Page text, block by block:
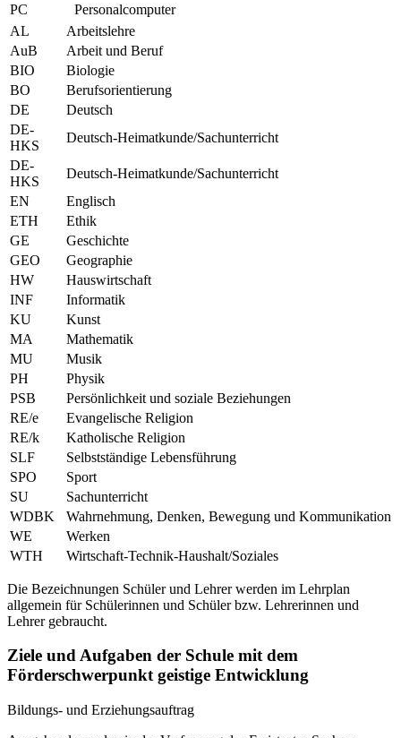
PC
Personalcomputer
AL
Arbeitslehre
AuB
Arbeit und Beruf
BIO
Biologie
BO
Berufsorientierung
DE
Deutsch
DE-
HKS
Deutsch-Heimatkunde/Sachunterricht
DE-
HKS
Deutsch-Heimatkunde/Sachunterricht
EN
Englisch
ETH
Ethik
GE
Geschichte
GEO
Geographie
HW
Hauswirtschaft
INF
Informatik
KU
Kunst
MA
Mathematik
MU
Musik
PH
Physik
PSB
Persönlichkeit und soziale Beziehungen
RE/e
Evangelische Religion
RE/k
Katholische Religion
SLF
Selbstständige Lebensführung
SPO
Sport
SU
Sachunterricht
WDBK
Wahrnehmung, Denken, Bewegung und Kommunikation
WE
Werken
WTH
Wirtschaft-Technik-Haushalt/Soziales
Die Bezeichnungen Schüler und Lehrer werden im Lehrplan
allgemein für Schülerinnen und Schüler bzw. Lehrerinnen und
Lehrer gebraucht.
Ziele und Aufgaben der Schule mit dem
Förderschwerpunkt geistige Entwicklung
Bildungs- und Erziehungsauftrag